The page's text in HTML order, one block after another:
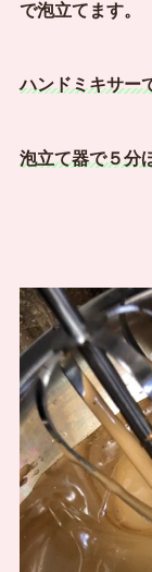
で泡立てます。
ハンドミキサー
泡立て器で５分